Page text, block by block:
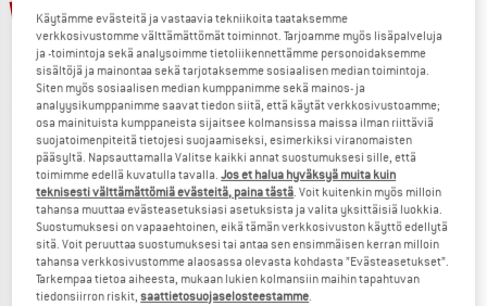
ROCK EMPIRE
Equip
Kokovaljaat
218,95 € 175,16 €
5,0(2)
BLACK DIAMOND
Kid's Momentum Harness FL Body
Kokovaljaat
69,95 €62,96 €
(0)
Käytämme evästeitä ja vastaavia tekniikoita taataksemme
verkkosivustomme välttämättömät toiminnot. Tarjoamme myös lisäpalveluja
ja -toimintoja sekä analysoimme tietoliikennettämme personoidaksemme
sisältöjä ja mainontaa sekä tarjotaksemme sosiaalisen median toimintoja.
Siten myös sosiaalisen median kumppanimme sekä mainos- ja
analyysikumppanimme saavat tiedon siitä, että käytät verkkosivustoamme;
osa mainituista kumppaneista sijaitsee kolmansissa maissa ilman riittäviä
suojatoimenpiteitä tietojesi suojaamiseksi, esimerkiksi viranomaisten
pääsyltä. Napsauttamalla Valitse kaikki annat suostumuksesi sille, että
toimimme edellä kuvatulla tavalla.Jos et halua hyväksyä muita kuin
teknisesti välttämättömiä evästeitä, paina tästä. Voit kuitenkin myös milloin
tahansa muuttaa evästeasetuksiasi asetuksista ja valita yksittäisiä luokkia.
Suostumuksesi on vapaaehtoinen, eikä tämän verkkosivuston käyttö edellytä
sitä. Voit peruuttaa suostumuksesi tai antaa sen ensimmäisen kerran milloin
tahansa verkkosivustomme alaosassa olevasta kohdasta ”Evästeasetukset”.
Tarkempaa tietoa aiheesta, mukaan lukien kolmansiin maihin tapahtuvan
tiedonsiirron riskit,saattietosuojaselosteestamme.